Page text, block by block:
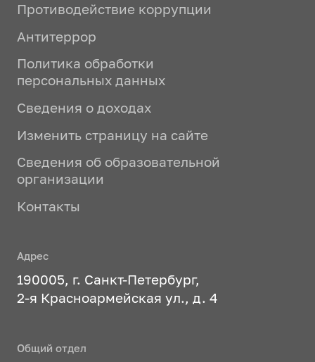
Противодействие коррупции
Антитеррор
Политика обработки
персональных данных
Сведения о доходах
Изменить страницу на сайте
Сведения об образовательной
организации
Контакты
Адрес
190005, г. Санкт-Петербург,
2-я Красноармейская ул., д. 4
Общий отдел